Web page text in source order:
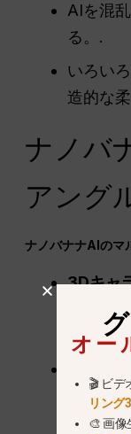
AIを混
る。.
いろい
造的な
ナノバ
アング
ナノバナナAIのマ
3Dキャ
ラクタ
のビュ
アニメ
メータ
ンスシ
オー
🎬 ビデ
リング
🎨 画